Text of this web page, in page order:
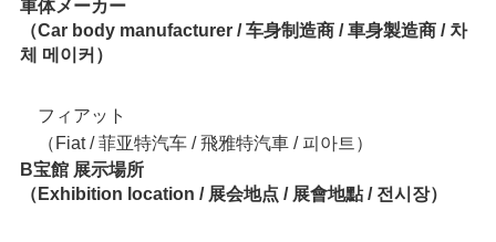
車体メーカー
（Car body manufacturer / 车身制造商 / 車身製造商 / 차
체 메이커）
フィアット
（Fiat / 菲亚特汽车 / 飛雅特汽車 / 피아트）
B宝館 展示場所
（Exhibition location / 展会地点 / 展會地點 / 전시장）